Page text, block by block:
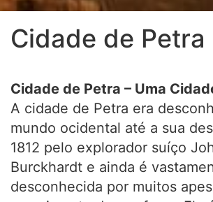
Cidade de Petra
Cidade de Petra – Uma
A cidade de Petra era
mundo ocidental até a sua
1812 pelo explorador suíço
Burckhardt e ainda é
desconhecida por muitos